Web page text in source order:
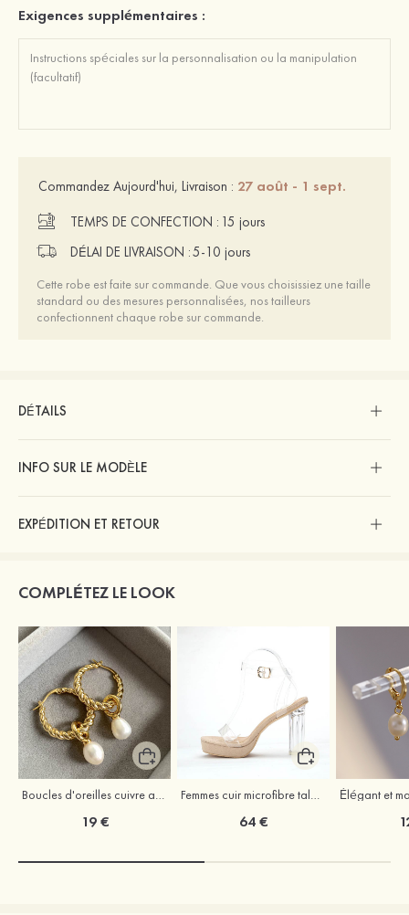
Exigences supplémentaires :
Commandez Aujourd'hui, Livraison : 27 août - 1 sept.
TEMPS DE CONFECTION : 15 jours
DÉLAI DE LIVRAISON :5-10 jours
Cette robe est faite sur commande. Que vous choisissiez une taille
standard ou des mesures personnalisées, nos tailleurs
confectionnent chaque robe sur commande.
DÉTAILS
INFO SUR LE MODÈLE
EXPÉDITION ET RETOUR
COMPLÉTEZ LE LOOK
Boucles d'oreilles cuivre avec perle
19 €
Femmes cuir microfibre talons à bout ouvert talon bottier fête et soirée bal occasion spéciale mariage chaussures
64 €